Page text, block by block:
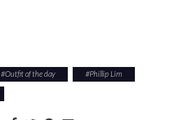
#Outfit of the day #Phillip Lim